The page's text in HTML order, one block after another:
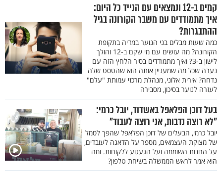
קמים ב-12 ונמצאים עם הנייד כל היום:
איך מתמודדים עם משבר הקורונה בגיל
ההתבגרות?
כמה שעות מבלים בני הנוער במדיה בתקופת
הקורונה? מה עושים עם מי שקם ב-12 והולך
לישון ב-3? ואיך מתמודדים בסיר הלחץ הזה עם
נערה שכל מה שמעניין אותה הוא שהטסט שלה
נדחה? אירית אלוני, מנהלת מרכזי עמותת "עלם"
לעזרה לנוער בסיכון, מסבירה
בעל דוכן הפלאפל באשדוד, יובל כרמי:
"לא רוצה נדבות, אני רוצה לעבוד"
יובל כרמי, הבעלים של דוכן הפלאפל שהפך לסמל
של מצוקת העצמאים, מספר על הדאגה לעובדים,
על החנות השוממה ועל הגעגוע ללקוחות. ומה
הוא אמר לראש הממשלה בשיחת טלפון?